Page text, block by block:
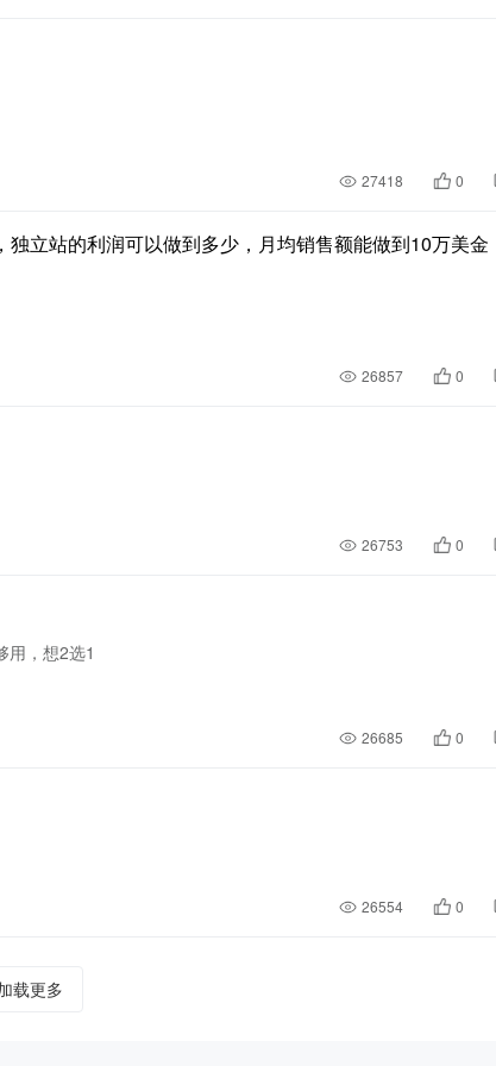
27418 0
立站的利润可以做到多少，月均销售额能做到10万美金
26857 0
26753 0
用，想2选1
26685 0
26554 0
载更多